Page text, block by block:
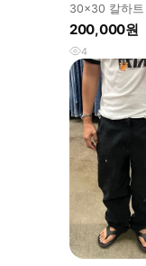
30x30 칼하트
B73 DTS
200,000원
4